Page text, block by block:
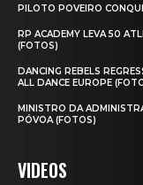
PILOTO POVEIRO
RP ACADEMY LEVA 50
(FOTOS)
DANCING REBELS
ALL DANCE EUROPE
MINISTRO DA
PÓVOA (FOTOS)
VIDEOS